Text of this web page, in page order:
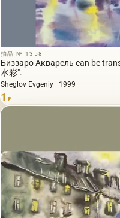
拍品 № 1358
Биззаро Акварель can be
水彩".
Sheglov Evgeniy · 1999
1 ₽